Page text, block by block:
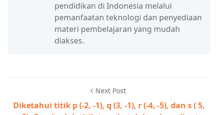
pendidikan di Indonesia melalui
pemanfaatan teknologi dan penyediaan
materi pembelajaran yang mudah
diakses.
Next Post
Diketahui titik p (-2, -1), q (3, -1), r (-4, -5), dan s ( 5,